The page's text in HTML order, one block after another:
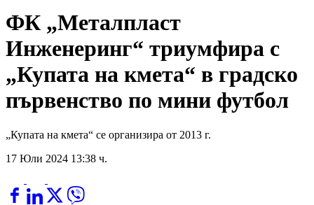
ФК „Металпласт
Инженеринг“ триумфира с
„Купата на кмета“ в градско
първенство по мини футбол
„Купата на кмета“ се организира от 2013 г.
17 Юли 2024 13:38 ч.